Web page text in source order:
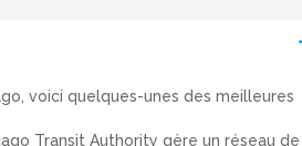
voici quelques-unes des meilleures
Transit Authority gère un réseau de